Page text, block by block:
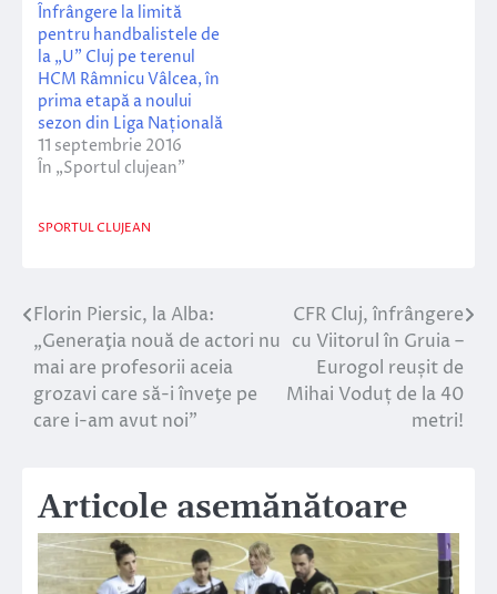
Înfrângere la limită
pentru handbalistele de
la „U” Cluj pe terenul
HCM Râmnicu Vâlcea, în
prima etapă a noului
sezon din Liga Națională
11 septembrie 2016
În „Sportul clujean”
SPORTUL CLUJEAN
Navigare
în
articole
Florin Piersic, la Alba:
„Generaţia nouă de actori nu
mai are profesorii aceia
grozavi care să-i înveţe pe
care i-am avut noi”
CFR Cluj, înfrângere
cu Viitorul în Gruia –
Eurogol reușit de
Mihai Voduț de la 40
metri!
Articole asemănătoare